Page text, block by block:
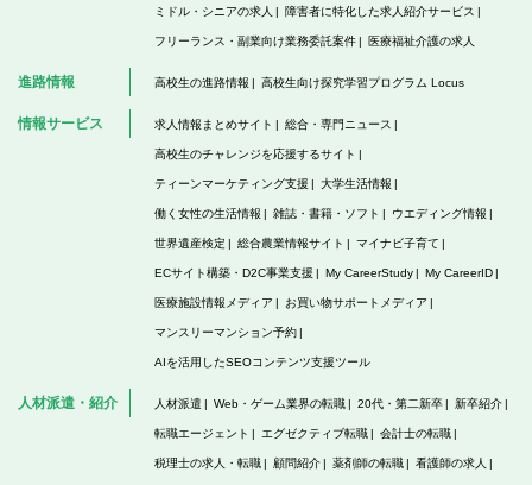
ミドル・シニアの求人 障害者に特化した求人紹介サービス
フリーランス・副業向け業務委託案件 医療福祉介護の求人
進路情報 高校生の進路情報 高校生向け探究学習プログラム Locus
情報サービス 求人情報まとめサイト 総合・専門ニュース
高校生のチャレンジを応援するサイト
ティーンマーケティング支援 大学生活情報
働く女性の生活情報 雑誌・書籍・ソフト ウエディング情報
世界遺産検定 総合農業情報サイト マイナビ子育て
ECサイト構築・D2C事業支援 My CareerStudy My CareerID
医療施設情報メディア お買い物サポートメディア
マンスリーマンション予約
AIを活用したSEOコンテンツ支援ツール
人材派遣・紹介 人材派遣 Web・ゲーム業界の転職 20代・第二新卒 新卒紹介
転職エージェント エグゼクティブ転職 会計士の転職
税理士の求人・転職 顧問紹介 薬剤師の転職 看護師の求人